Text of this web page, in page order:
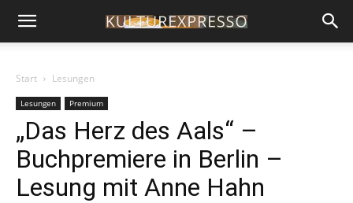
Start Lesungen
Lesungen Premium
„Das Herz des Aals“ –
Buchpremiere in Berlin –
Lesung mit Anne Hahn